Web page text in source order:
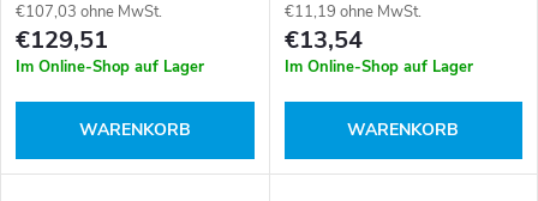
€107,03 ohne MwSt.
€129,51
Im Online-Shop auf Lager
WARENKORB
€11,19 ohne MwSt.
€13,54
Im Online-Shop auf Lager
WARENKORB